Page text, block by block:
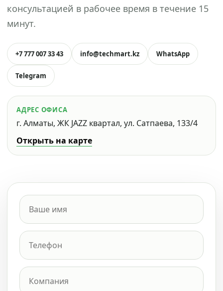
консультацией в рабочее время в течение 15
минут.
+7 777 007 33 43 info@techmart.kz WhatsApp
Telegram
АДРЕС ОФИСА
г. Алматы, ЖК JAZZ квартал, ул. Сатпаева, 133/4
Открыть на карте